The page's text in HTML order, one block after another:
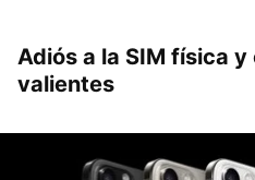
Adiós a la SIM física
valientes